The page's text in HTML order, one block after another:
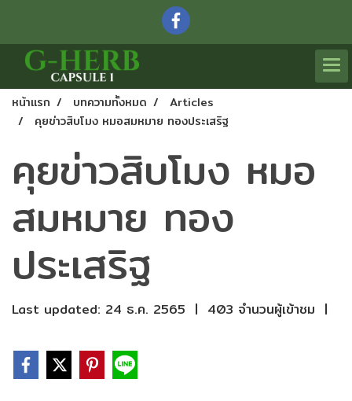
หน้าแรก บทความทั้งหมด
Articles
คุยข่าวสิบโมง หมอสมหมาย ทองประเสริฐ
คุยข่าวสิบโมง หมอ
สมหมาย ทอง
ประเสริฐ
Last updated: 24 ธ.ค. 2565 | 403 จำนวนผู้เข้าชม |